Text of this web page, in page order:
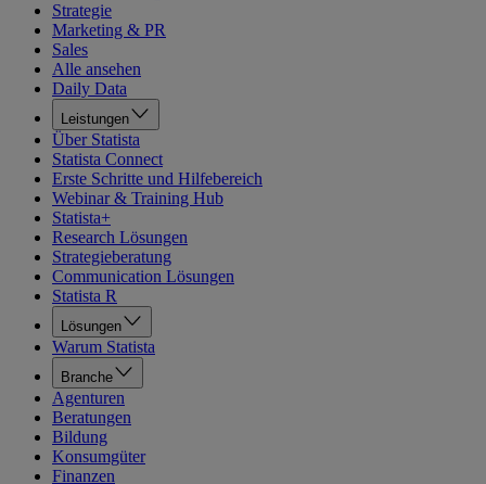
Strategie
Marketing & PR
Sales
Alle ansehen
Daily Data
Leistungen
Über Statista
Statista Connect
Erste Schritte und Hilfebereich
Webinar & Training Hub
Statista+
Research Lösungen
Strategieberatung
Communication Lösungen
Statista R
Lösungen
Warum Statista
Branche
Agenturen
Beratungen
Bildung
Konsumgüter
Finanzen